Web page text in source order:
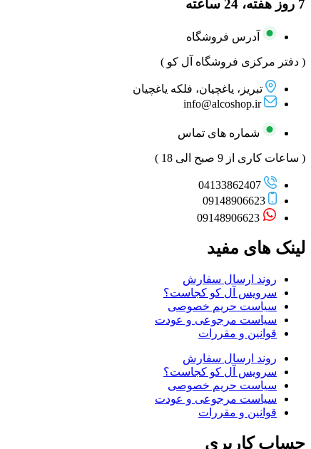
7 روز هفته، 24 ساعته
آدرس فروشگاه
( دفتر مرکزی فروشگاه آل کو )
تبریز، یاغچیان، فلکه یاغچیان
info@alcoshop.ir
شماره های تماس
( ساعات کاری از 9 صبح الی 18 )
04133862407
09148906623
09148906623
لینک های مفید
روند ارسال سفارش
سرویس آل کو کجاست؟
سیاست حریم خصوصی
سیاست مرجوعی و عودت
قوانین و مقررات
روند ارسال سفارش
سرویس آل کو کجاست؟
سیاست حریم خصوصی
سیاست مرجوعی و عودت
قوانین و مقررات
حساب کاربری